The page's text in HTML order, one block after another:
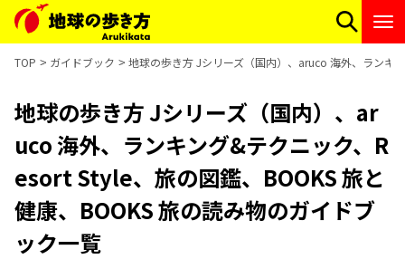
TOP ガイドブック 地球の歩き方 Jシリーズ（国内）、aruco 海外、ランキ
地球の歩き方 Jシリーズ（国内）、ar
uco 海外、ランキング&テクニック、R
esort Style、旅の図鑑、BOOKS 旅と
健康、BOOKS 旅の読み物のガイドブ
ック一覧